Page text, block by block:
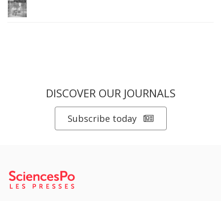
DISCOVER OUR JOURNALS
Subscribe today